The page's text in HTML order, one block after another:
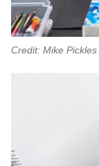
Credit: Mike Pickles